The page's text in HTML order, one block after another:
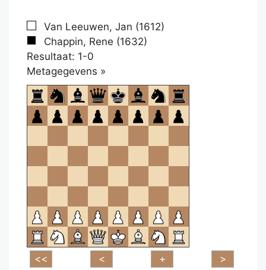
Van Leeuwen, Jan (1612)
Chappin, Rene (1632)
Resultaat: 1-0
Metagegevens »
om
te
openen.